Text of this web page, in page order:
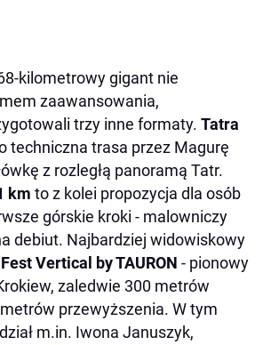
kilometrowy gigant nie
zaawansowania,
trzy inne formaty. Tatra
techniczna trasa przez Magurę
z rozległą panoramą Tatr.
km to z kolei propozycja dla osób
górskie kroki - malowniczy
debiut. Najbardziej widowiskowy
Vertical by TAURON - pionowy
zaledwie 300 metrów
przewyższenia. W tym
m.in. Iwona Januszyk,